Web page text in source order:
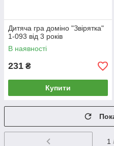
Дитяча гра доміно "Звірятка"
1-093 від 3 років
В наявності
231 ₴
Купити
1